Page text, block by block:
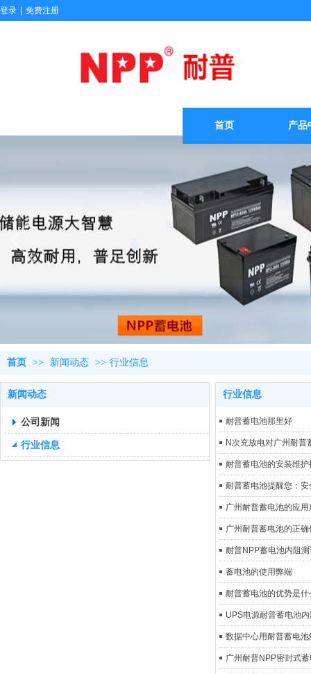
首页 产品
登录 免费注册
首页 >> 新闻动态 >> 行业信息
新闻动态
公司新闻
行业信息
行业信息
耐普蓄电池那里好
N次充放电对广州耐普
耐普蓄电池的安装维护
耐普蓄电池​提醒您：安
广州耐普蓄电池的应用
广州耐普蓄电池的正
耐普NPP蓄电池内阻
蓄电池的使用弊端
耐普蓄电池的优势是
UPS电源耐普蓄电池
数据中心用耐普蓄电池
广州耐普NPP密封式